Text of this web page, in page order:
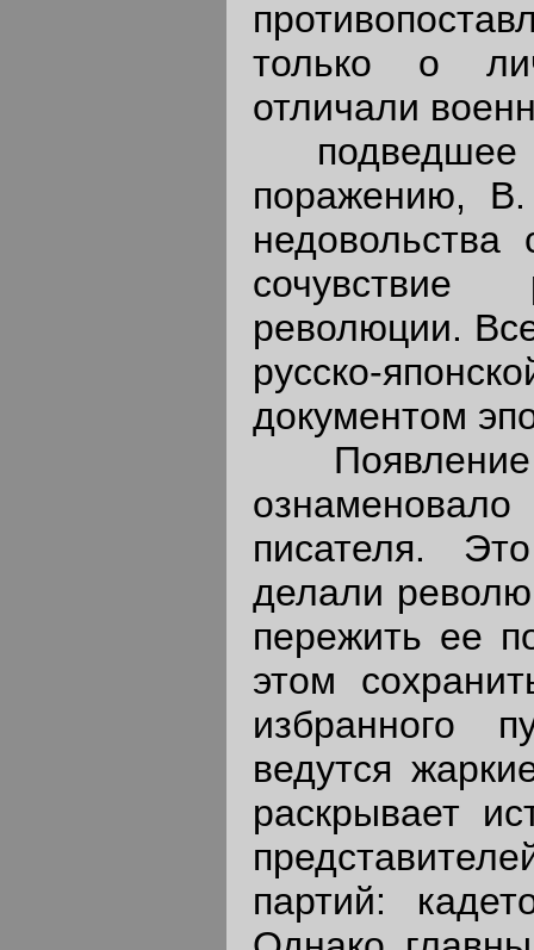
только о
отличали
подведшее
поражению, В.
революции.
русско-
документом
Появление
ознаменовало
писателя.
делали
пережить ее
этом
избранного
ведутся
раскрывает
партий: